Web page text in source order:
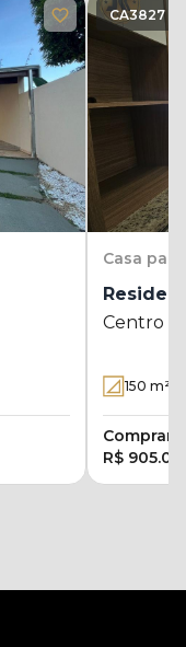
CA3827
Casa
Centro
150 m²
Comprar:
R$